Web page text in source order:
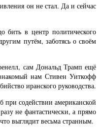
он не стал. Да и сейчас
бить в центр политического
путём, заботясь о своём
сам Дональд Трамп ещё
нам Стивен Уиткофф
иранского руководства.
содействии американской
не фантастически, а прямо
выглядит весьма странным.